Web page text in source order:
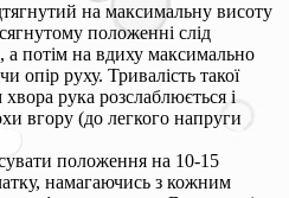
на максимальну висоту
положенні слід
а потім на вдиху максимально
опір руху. Тривалість такої
рука розслаблюється і
вгору (до легкого напруги
положення на 10-15
намагаючись з кожним